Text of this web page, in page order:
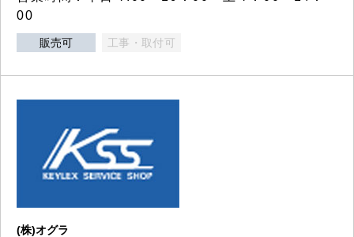
00
販売可 工事・取付可
(株)オグラ